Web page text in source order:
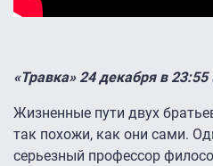
«Травка» 24 декабря в 23:55
Жизненные пути двух
так похожи, как они сами.
серьезный профессор